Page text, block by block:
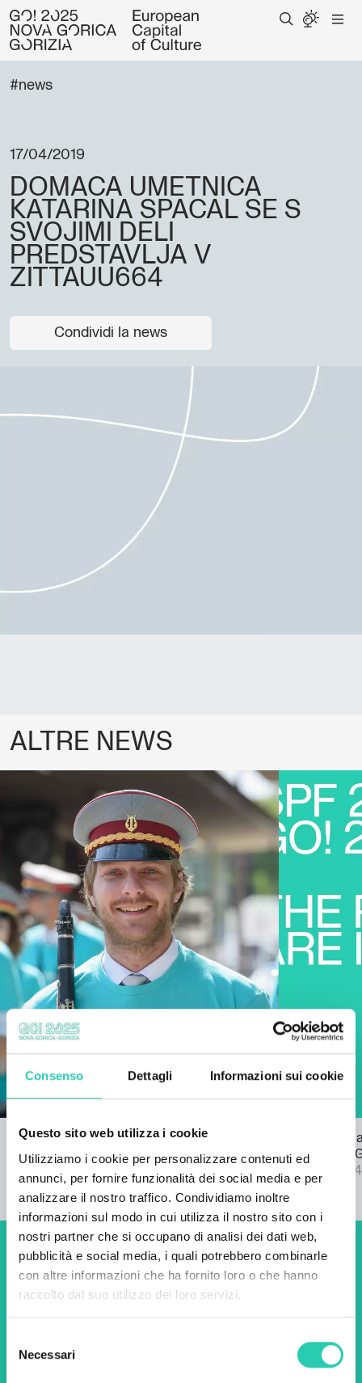
Consenso Dettagli Informazioni sui cookie
Questo sito web utilizza i cookie
Utilizziamo i cookie per personalizzare contenuti ed
annunci, per fornire funzionalità dei social media e per
analizzare il nostro traffico. Condividiamo inoltre
informazioni sul modo in cui utilizza il nostro sito con i
nostri partner che si occupano di analisi dei dati web,
pubblicità e social media, i quali potrebbero combinarle
con altre informazioni che ha fornito loro o che hanno
raccolto dal suo utilizzo dei loro servizi.
delNecessari
#news
17/04/2019
DOMACA UMETNICA
KATARINA SPACAL SE S
SVOJIMI DELI
PREDSTAVLJA V
ZITTAUU664
Condividi la news
ALTRE NEWS
Bando per l'inno di GO! 2025
22/03/2024
Pubblicata
bando SPF
04/09/2024
Non perderti i prossimi
eventi! Iscriviti alla
newsletter di GO! 2025 per
scoprire tutte le nostre